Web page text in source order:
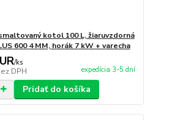
kotol 100 L, žiaruvzdorná
600 4 MM, horák 7 kW + varecha
/ks
DPH expedícia 3-5 dní
Pridať do košíka